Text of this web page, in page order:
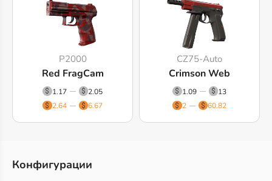
P2000
Red FragCam
1.17
2.05
2.64
6.67
CZ75-Auto
Crimson Web
1.09
13
2
60.82
Конфигурации